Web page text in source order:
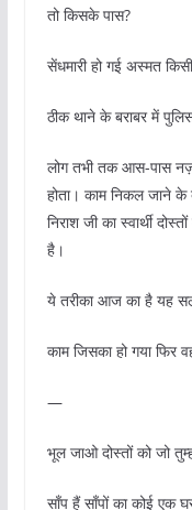
तो किसके पास?
सेंधमारी हो गई अस्मत
ठीक थाने के बराबर में
लोग तभी तक आस-पास
होता। काम निकल जाने के
निराश जी का स्वार्थी
है।
ये तरीका आज का है यह
काम जिसका हो गया फिर
—
भूल जाओ दोस्तों को जो
साँप हैं साँपों का कोई एक